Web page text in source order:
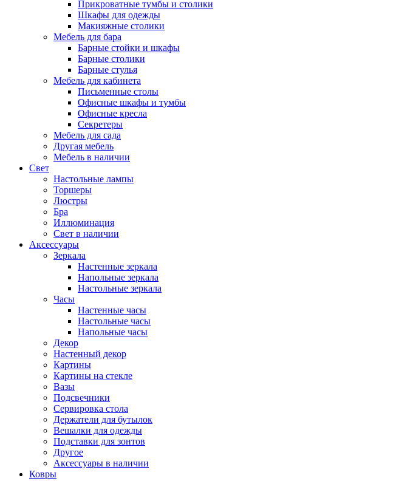
Прикроватные тумбы и столики
Шкафы для одежды
Макияжные столики
Мебель для бара
Барные стойки и шкафы
Барные столики
Барные стулья
Мебель для кабинета
Письменные столы
Офисные шкафы и тумбы
Офисные кресла
Секретеры
Мебель для сада
Другая мебель
Мебель в наличии
Свет
Настольные лампы
Торшеры
Люстры
Бра
Иллюминация
Свет в наличии
Аксессуары
Зеркала
Настенные зеркала
Напольные зеркала
Настольные зеркала
Часы
Настенные часы
Настольные часы
Напольные часы
Декор
Настенный декор
Картины
Картины на стекле
Вазы
Подсвечники
Сервировка стола
Держатели для бутылок
Вешалки для одежды
Подставки для зонтов
Другое
Аксессуары в наличии
Ковры